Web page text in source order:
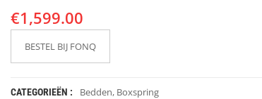
€1,599.00
BESTEL BIJ FONQ
CATEGORIEËN : Bedden, Boxspring